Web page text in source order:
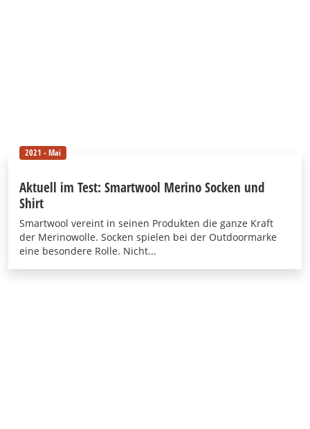
2021 - Mai
Aktuell im Test: Smartwool Merino Socken und
Shirt
Smartwool vereint in seinen Produkten die ganze Kraft
der Merinowolle. Socken spielen bei der Outdoormarke
eine besondere Rolle. Nicht...